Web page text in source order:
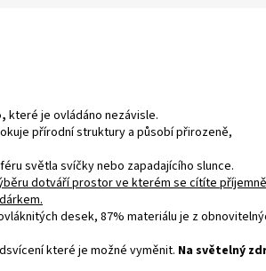
které je ovládáno nezávisle.
přírodní struktury a působí přirozeně,
světla svíčky nebo zapadajícího slunce.
dotváří prostor ve kterém se cítíte
desek, 87% materiálu je z
které je možné vyměnit. Na světelný